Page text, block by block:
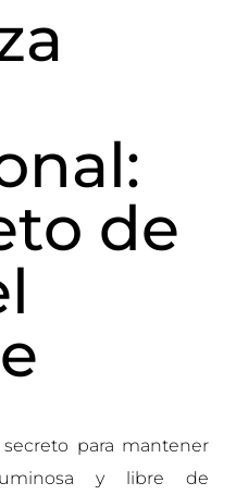
de
para mantener
y libre de